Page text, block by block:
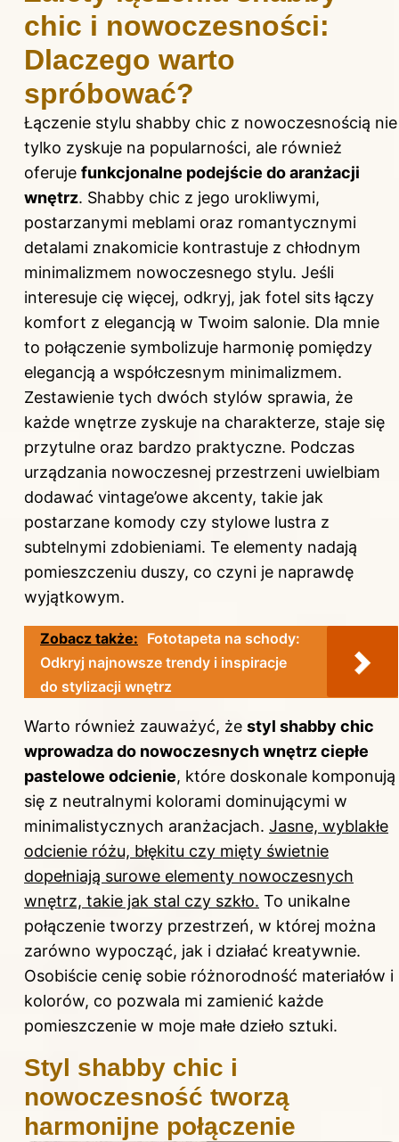
chic i nowoczesności:
Dlaczego warto
spróbować?
Łączenie stylu shabby chic z nowoczesnością nie
tylko zyskuje na popularności, ale również
oferuje funkcjonalne podejście do aranżacji
wnętrz. Shabby chic z jego urokliwymi,
postarzanymi meblami oraz romantycznymi
detalami znakomicie kontrastuje z chłodnym
minimalizmem nowoczesnego stylu. Jeśli
interesuje cię więcej, odkryj, jak fotel sits łączy
komfort z elegancją w Twoim salonie. Dla mnie
to połączenie symbolizuje harmonię pomiędzy
elegancją a współczesnym minimalizmem.
Zestawienie tych dwóch stylów sprawia, że
każde wnętrze zyskuje na charakterze, staje się
przytulne oraz bardzo praktyczne. Podczas
urządzania nowoczesnej przestrzeni uwielbiam
dodawać vintage’owe akcenty, takie jak
postarzane komody czy stylowe lustra z
subtelnymi zdobieniami. Te elementy nadają
pomieszczeniu duszy, co czyni je naprawdę
wyjątkowym.
Zobacz także: Fototapeta na schody:
Odkryj najnowsze trendy i inspiracje
do stylizacji wnętrz
Warto również zauważyć, że styl shabby chic
wprowadza do nowoczesnych wnętrz ciepłe
pastelowe odcienie, które doskonale komponują
się z neutralnymi kolorami dominującymi w
minimalistycznych aranżacjach. Jasne, wyblakłe
odcienie różu, błękitu czy mięty świetnie
dopełniają surowe elementy nowoczesnych
wnętrz, takie jak stal czy szkło. To unikalne
połączenie tworzy przestrzeń, w której można
zarówno wypocząć, jak i działać kreatywnie.
Osobiście cenię sobie różnorodność materiałów i
kolorów, co pozwala mi zamienić każde
pomieszczenie w moje małe dzieło sztuki.
Styl shabby chic i
nowoczesność tworzą
harmonijne połączenie